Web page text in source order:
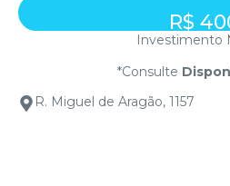
R$
Investimento
*Consulte
R. Miguel de Aragão, 1157